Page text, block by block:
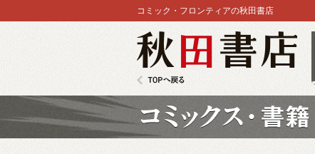
コミック・フロンティアの秋田書店